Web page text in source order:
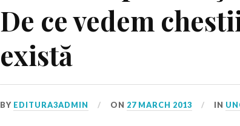
De ce vedem
există
BY EDITURA3ADMIN ON 27 MARCH 2013 IN